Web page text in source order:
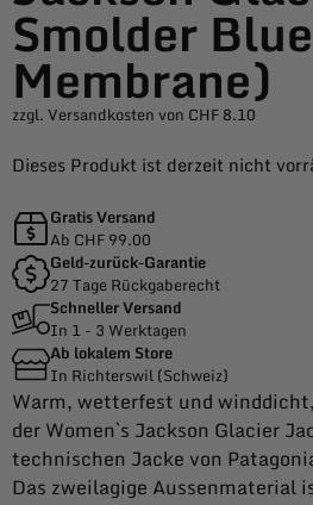
Smolder
Membrane)
zzgl. Versandkosten von CHF 8.10
Dieses Produkt ist derzeit nicht
Gratis Versand
Ab CHF 99.00
Geld-zurück-Garantie
27 Tage Rückgaberecht
Schneller Versand
In 1 - 3 Werktagen
Ab lokalem Store
In Richterswil (Schweiz)
Warm, wetterfest und
der Women`s Jackson Glacier
technischen Jacke von
Das zweilagige Aussenmaterial